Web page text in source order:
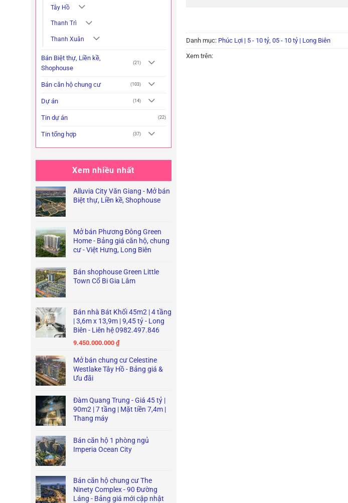
Tây Hồ
Thanh Trì
Thanh Xuân
Bán Biệt thự, Liền kề,
Shophouse
(21)
Bán căn hộ chung cư (103)
Dự án (14)
Tin dự án (22)
Tin tổng hợp (37)
Xem nhiều nhất
Alluvia City Văn Giang - Mở bán
Biệt thự, Liền kề, Shophouse
Mở bán Phương Đông Green
Home - Bảng giá căn hộ, chung
cư - Việt Hưng, Long Biên
Bán shophouse Green Little
Town Cổ Bi Gia Lâm
Bán nhà Bát Khối 45m2 | 4 tầng
| 3,6m x 13,9m | 9,45 tỷ - Long
Biên - Liên hệ 0982.497.846
9.450.000.000 ₫
Mở bán chung cư Celestine
Westlake Tây Hồ - Bảng giá &
Ưu đãi
Đàm Quang Trung - Giá 45 tỷ |
90m2 | 7 tầng | Mặt tiền 7,4m |
Thang máy
Bán căn hộ 1 phòng ngủ
Imperia Ocean City
Bán căn hộ chung cư The
Ninety Complex - 90 Đường
Láng - Bảng giá mới cập nhật
Danh mục: Phúc Lợi | 5 - 10 tỷ ,05 - 10 tỷ | Long Biên
Xem trên: